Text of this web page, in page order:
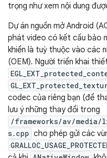
trọng như xem nội dung
Dự án nguồn mở Android
phát video có kết cấu bảo
khiển là tuỳ thuộc vào các
(OEM). Người triển khai
codec của riêng bạn (để
lưu ý những thay đổi trong
/frameworks/av/
s.cpp cho phép gửi các